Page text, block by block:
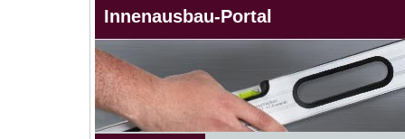
Innenausbau-Portal